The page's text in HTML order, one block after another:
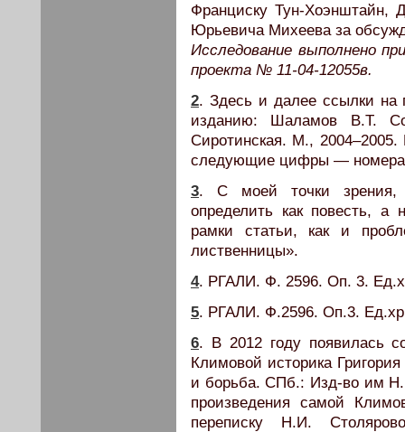
Франциску Тун-Хоэнштайн,
Юрьевича Михеева за
Исследование выполнено
проекта № 11-04-12055в.
2. Здесь и далее ссылки на
изданию: Шаламов В.Т.
Сиротинская. М.,
следующие цифры — номера
3. С моей точки зрения,
определить как повесть, а
рамки статьи, как и
лиственницы».
4. РГАЛИ. Ф. 2596. Оп. 3.
5. РГАЛИ. Ф.2596. Оп.3.
6. В 2012 году появилась
Климовой историка
и борьба. СПб.: Изд-во им
произведения самой
переписку Н.И.